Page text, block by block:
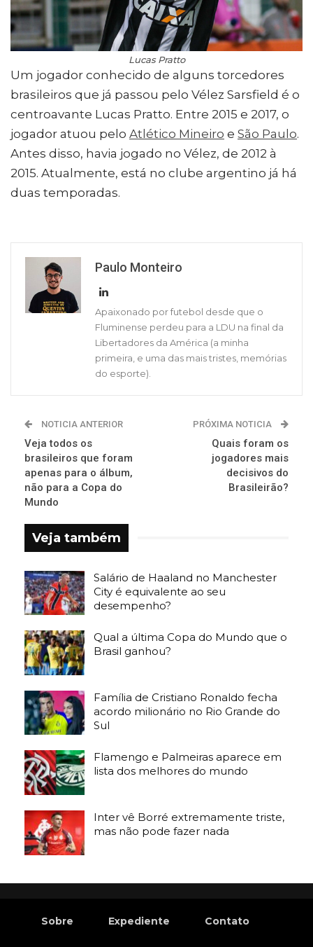
Lucas Pratto
Um jogador conhecido de alguns torcedores
brasileiros que já passou pelo Vélez Sarsfield é o
centroavante Lucas Pratto. Entre 2015 e 2017, o
jogador atuou pelo Atlético Mineiro e São Paulo.
Antes disso, havia jogado no Vélez, de 2012 à
2015. Atualmente, está no clube argentino já há
duas temporadas.
Paulo Monteiro
Apaixonado por futebol desde que o
Fluminense perdeu para a LDU na final da
Libertadores da América (a minha
primeira, e uma das mais tristes, memórias
do esporte).
NOTICIA ANTERIOR
Veja todos os
brasileiros que foram
apenas para o álbum,
não para a Copa do
Mundo
PRÓXIMA NOTICIA
Quais foram os
jogadores mais
decisivos do
Brasileirão?
Veja também
Salário de Haaland no Manchester
City é equivalente ao seu
desempenho?
Qual a última Copa do Mundo que o
Brasil ganhou?
Família de Cristiano Ronaldo fecha
acordo milionário no Rio Grande do
Sul
Flamengo e Palmeiras aparece em
lista dos melhores do mundo
Inter vê Borré extremamente triste,
mas não pode fazer nada
Sobre Expediente Contato